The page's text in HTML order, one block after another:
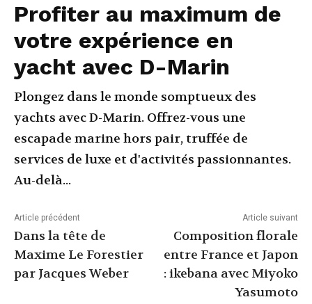
Profiter au maximum de
votre expérience en
yacht avec D-Marin
Plongez dans le monde somptueux des
yachts avec D-Marin. Offrez-vous une
escapade marine hors pair, truffée de
services de luxe et d'activités passionnantes.
Au-delà...
Article précédent
Dans la tête de
Maxime Le Forestier
par Jacques Weber
Article suivant
Composition florale
entre France et Japon
: ikebana avec Miyoko
Yasumoto